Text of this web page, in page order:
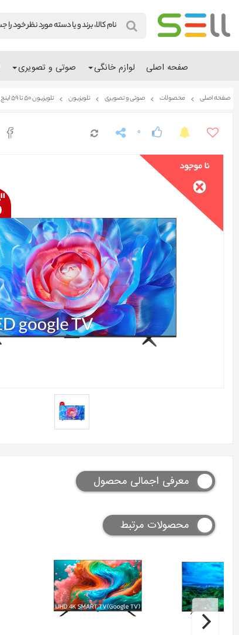
صفحه اصلی لوازم خانگی صوتی و تصویری
صفحه اصلی محصولات صوتی و تصویری تلویزیون تلویزیون 50 تا 59 اینچ
0
معرفی اجمالی محصول
محصولات مرتبط